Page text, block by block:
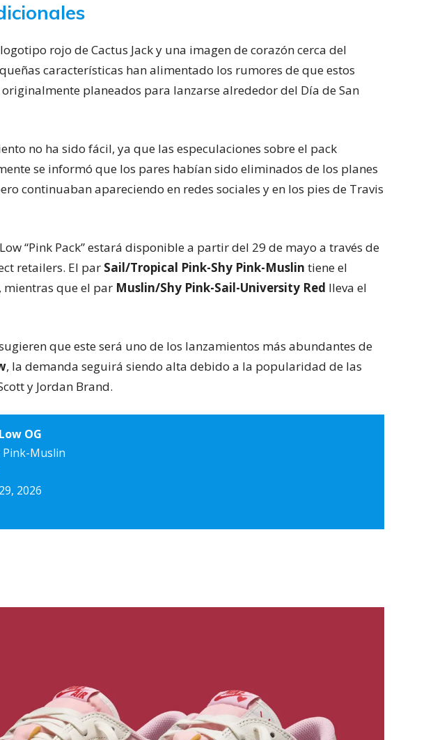
rojo de Cactus Jack y una imagen de corazón cerca del
características han alimentado los rumores de que estos
planeados para lanzarse alrededor del Día de San
no ha sido fácil, ya que las especulaciones sobre el pack
se informó que los pares habían sido eliminados de los planes
continuaban apareciendo en redes sociales y en los pies de Travis
“Pink Pack” estará disponible a partir del 29 de mayo a través de
retailers. El par Sail/Tropical Pink-Shy Pink-Muslin tiene el
, mientras que el par Muslin/Shy Pink-Sail-University Red lleva el
que este será uno de los lanzamientos más abundantes de
, la demanda seguirá siendo alta debido a la popularidad de las
y Jordan Brand.
OG
Pink-Muslin
2026